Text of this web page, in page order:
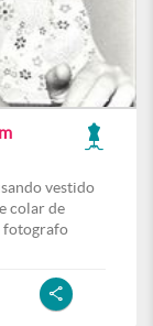
vestido
colar de
fotografo